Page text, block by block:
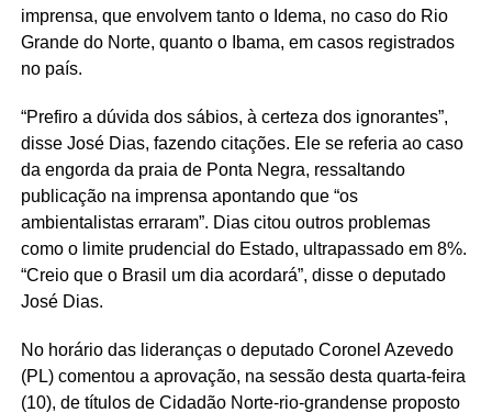
imprensa, que envolvem tanto o Idema, no caso do Rio
Grande do Norte, quanto o Ibama, em casos registrados
no país.
“Prefiro a dúvida dos sábios, à certeza dos ignorantes”,
disse José Dias, fazendo citações. Ele se referia ao caso
da engorda da praia de Ponta Negra, ressaltando
publicação na imprensa apontando que “os
ambientalistas erraram”. Dias citou outros problemas
como o limite prudencial do Estado, ultrapassado em 8%.
“Creio que o Brasil um dia acordará”, disse o deputado
José Dias.
No horário das lideranças o deputado Coronel Azevedo
(PL) comentou a aprovação, na sessão desta quarta-feira
(10), de títulos de Cidadão Norte-rio-grandense proposto